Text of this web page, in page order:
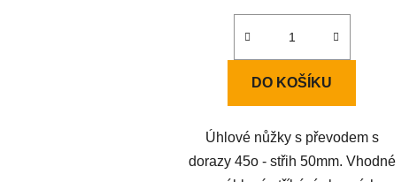
DO KOŠÍKU
Úhlové nůžky s převodem s
dorazy 45o - střih 50mm. Vhodné